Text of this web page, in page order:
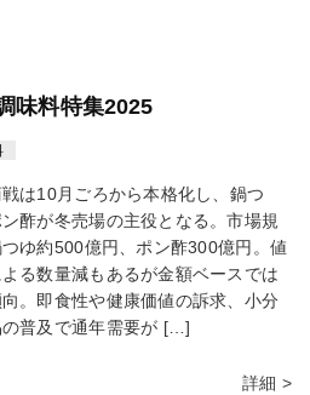
味料特集2025
は10月ごろから本格化し、鍋つ
酢が冬売場の主役となる。市場規
ゆ約500億円、ポン酢300億円。値
よる数量減もあるが金額ベースでは
。即食性や健康価値の訴求、小分
の普及で通年需要が […]
詳細 >